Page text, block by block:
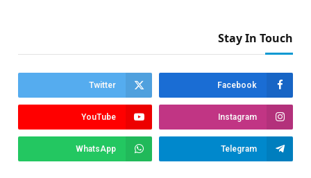
Stay In Touch
Facebook
Twitter
Instagram
YouTube
Telegram
WhatsApp